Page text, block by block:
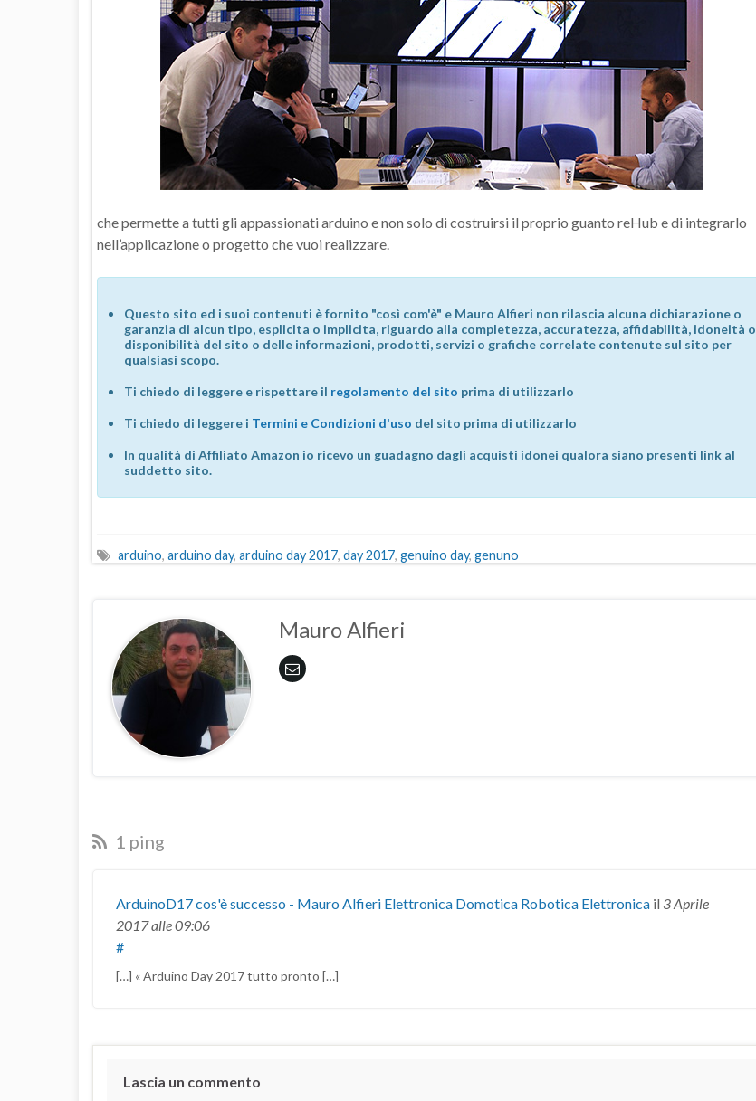
che permette a tutti gli appassionati arduino e non solo di costruirsi il proprio guanto reHub e di integrarlo
nell’applicazione o progetto che vuoi realizzare.
Questo sito ed i suoi contenuti è fornito "così com'è" e Mauro Alfieri non rilascia alcuna dichiarazione o
garanzia di alcun tipo, esplicita o implicita, riguardo alla completezza, accuratezza, affidabilità, idoneità o
disponibilità del sito o delle informazioni, prodotti, servizi o grafiche correlate contenute sul sito per
qualsiasi scopo.
Ti chiedo di leggere e rispettare il regolamento del sito prima di utilizzarlo
Ti chiedo di leggere i Termini e Condizioni d'uso del sito prima di utilizzarlo
In qualità di Affiliato Amazon io ricevo un guadagno dagli acquisti idonei qualora siano presenti link al
suddetto sito.
arduino, arduino day, arduino day 2017, day 2017, genuino day, genuno
Mauro Alfieri
1 ping
ArduinoD17 cos'è successo - Mauro Alfieri Elettronica Domotica Robotica Elettronica il 3 Aprile
2017alle 09:06
#
[…] « Arduino Day 2017 tutto pronto […]
Lascia un commento